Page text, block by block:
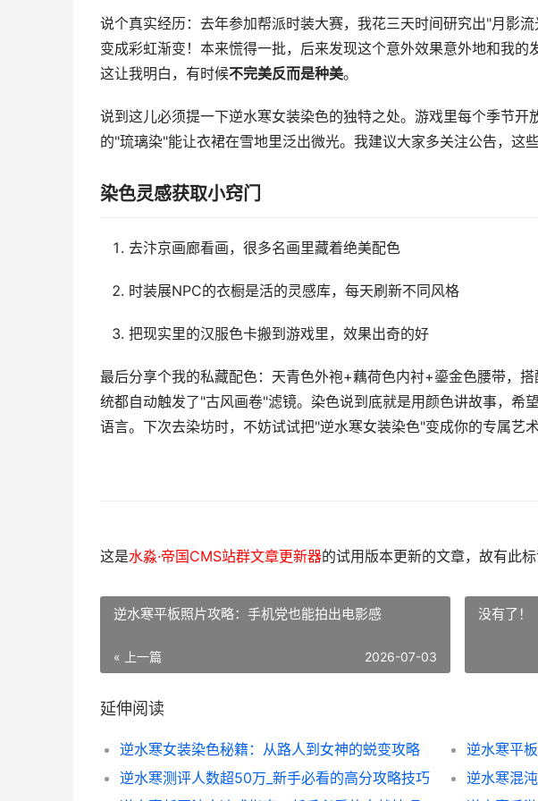
说个真实经历：去年参加帮派时装大赛，我花三天时间研究出"月影
变成彩虹渐变！本来慌得一批，后来发现这个意外效果意外地和我
这让我明白，有时候不完美反而是种美。
说到这儿必须提一下逆水寒女装染色的独特之处。游戏里每个季节开
的"琉璃染"能让衣裙在雪地里泛出微光。我建议大家多关注公告，这
染色灵感获取小窍门
去汴京画廊看画，很多名画里藏着绝美配色
时装展NPC的衣橱是活的灵感库，每天刷新不同风格
把现实里的汉服色卡搬到游戏里，效果出奇的好
最后分享个我的私藏配色：天青色外袍+藕荷色内衬+鎏金色腰带，
统都自动触发了"古风画卷"滤镜。染色说到底就是用颜色讲故事，希
语言。下次去染坊时，不妨试试把"逆水寒女装染色"变成你的专属艺术
这是水淼·帝国CMS站群文章更新器的试用版本更新的文章，故有此
逆水寒平板照片攻略：手机党也能拍出电影感
« 上一篇 2026-07-03
没有了！
延伸阅读
逆水寒女装染色秘籍：从路人到女神的蜕变攻略
逆水寒平
逆水寒测评人数超50万_新手必看的高分攻略技巧